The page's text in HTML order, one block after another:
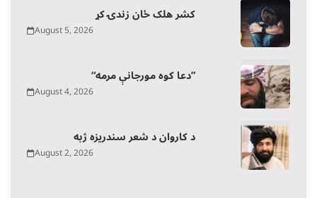
کشر هلک ځان زندۍ کړ
August 5, 2026
“دعا کوه مورجانې مرمه”
August 4, 2026
د کاروان د شعر سندریزه ژبه
August 2, 2026